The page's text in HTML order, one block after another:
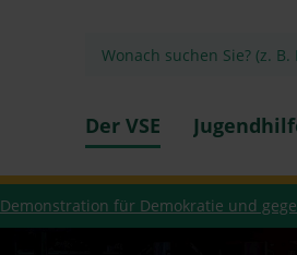
Der VSE
Demonstration für Demokratie und